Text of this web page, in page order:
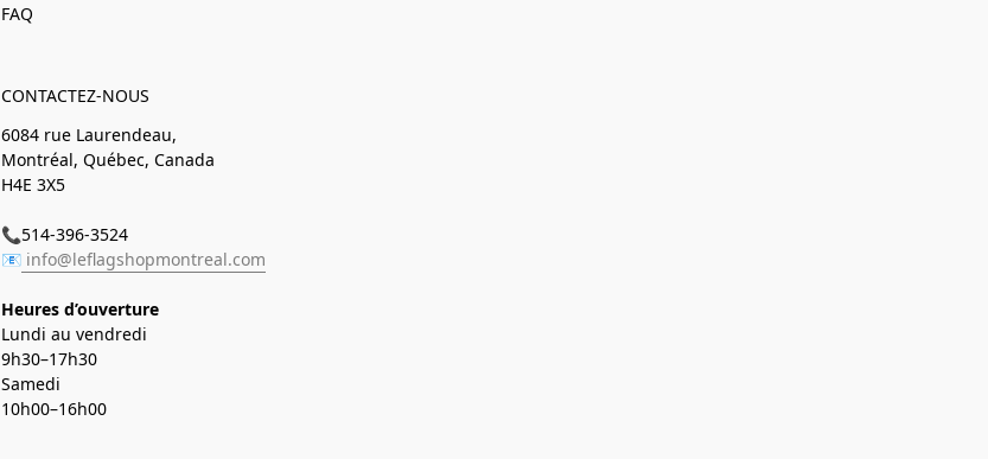
FAQ
CONTACTEZ-NOUS
6084 rue Laurendeau,
Montréal, Québec, Canada
H4E 3X5
📞514-396-3524
📧 info@leflagshopmontreal.com
Heures d’ouverture
Lundi au vendredi
9h30–17h30
Samedi
10h00–16h00